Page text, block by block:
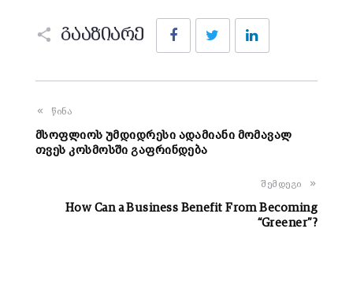
გააზიარე
FacebookTwitter
წინა
მსოფლიოს უმდიდრესი ადამიანი მომავალ
თვეს კოსმოსში გაფრინდება
შემდეგი
How Can a Business Benefit From Becoming
“Greener”?